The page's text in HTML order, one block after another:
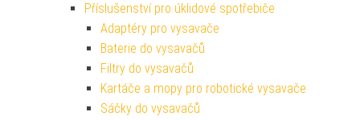
Příslušenství pro úklidové spotřebiče
Adaptéry pro vysavače
Baterie do vysavačů
Filtry do vysavačů
Kartáče a mopy pro robotické vysavače
Sáčky do vysavačů